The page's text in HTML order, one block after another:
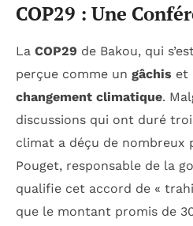
COP29 : Une
La COP29 de Bakou, qui
perçue comme un gâchis et
changement climatique.
discussions qui ont duré
climat a déçu de nombreux
Pouget, responsable de la
qualifie cet accord de «
que le montant promis de